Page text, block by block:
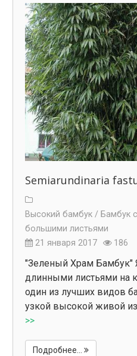
Semiarundinaria
Высокий бамбук /Бамбук
большими листьями
21 января 2017
186
"Зеленый Храм Бамбук"
длинными листьями на
один из лучших видов
узкой высокой живой
>>
Подробнее...